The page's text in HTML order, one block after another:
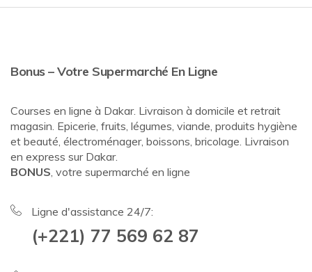
Bonus – Votre Supermarché En Ligne
Courses en ligne à Dakar. Livraison à domicile et retrait
magasin. Epicerie, fruits, légumes, viande, produits hygiène
et beauté, électroménager, boissons, bricolage. Livraison
en express sur Dakar.
BONUS, votre supermarché en ligne
Ligne d'assistance 24/7:
(+221) 77 569 62 87